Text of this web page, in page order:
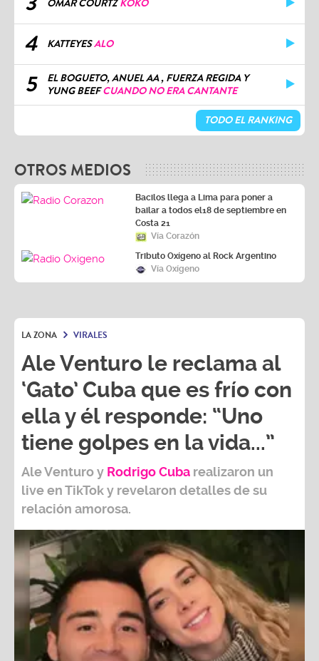
OMAR COURTZKOKO
4 KATTEYESALO
5
EL BOGUETO, ANUEL AA , FUERZA REGIDA Y
YUNG BEEFCUANDO NO ERA CANTANTE
TODO EL RANKING
OTROS MEDIOS
Bacilos llega a Lima para poner a
bailar a todos el18 de septiembre en
Costa 21
Vía Corazón
Tributo Oxígeno al Rock Argentino
Vía Oxígeno
LA ZONA VIRALES
Ale Venturo le reclama al
‘Gato’ Cuba que es frío con
ella y él responde: “Uno
tiene golpes en la vida...”
Ale Venturoy Rodrigo Cuba realizaron un
live en TikTok y revelaron detalles de su
relación amorosa.